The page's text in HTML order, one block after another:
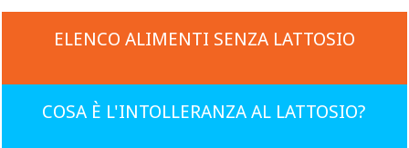
ELENCO ALIMENTI SENZA LATTOSIO
COSA È L'INTOLLERANZA AL LATTOSIO?